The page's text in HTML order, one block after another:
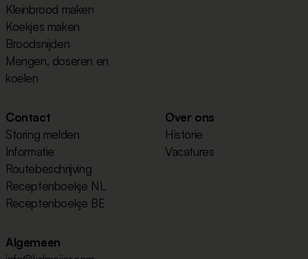
Kleinbrood maken
Koekjes maken
Broodsnijden
Mengen, doseren en
koelen
Contact
Storing melden
Informatie
Routebeschrijving
Receptenboekje NL
Receptenboekje BE
Over ons
Historie
Vacatures
Algemeen